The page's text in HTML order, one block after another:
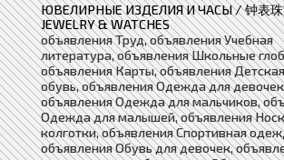
ЮВЕЛИРНЫЕ ИЗДЕЛИЯ И ЧАСЫ / 钟表
JEWELRY & WATCHES
объявления Труд, объявления Учебная
литература, объявления Школьные
объявления Карты, объявления
обувь, объявления Одежда для
объявления Одежда для мальчиков,
Одежда для малышей, объявления
колготки, объявления Спортивная
объявления Обувь для девочек,